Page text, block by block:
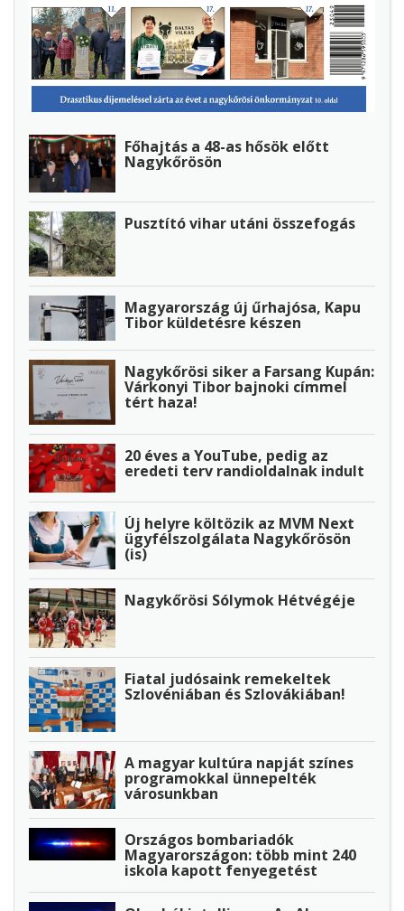
Főhajtás a 48-as hősök előtt
Nagykőrösön
Pusztító vihar utáni összefogás
Magyarország új űrhajósa, Kapu
Tibor küldetésre készen
Nagykőrösi siker a Farsang Kupán:
Várkonyi Tibor bajnoki címmel
tért haza!
20 éves a YouTube, pedig az
eredeti terv randioldalnak indult
Új helyre költözik az MVM Next
ügyfélszolgálata Nagykőrösön
(is)
Nagykőrösi Sólymok Hétvégéje
Fiatal judósaink remekeltek
Szlovéniában és Szlovákiában!
A magyar kultúra napját színes
programokkal ünnepelték
városunkban
Országos bombariadók
Magyarországon: több mint 240
iskola kapott fenyegetést